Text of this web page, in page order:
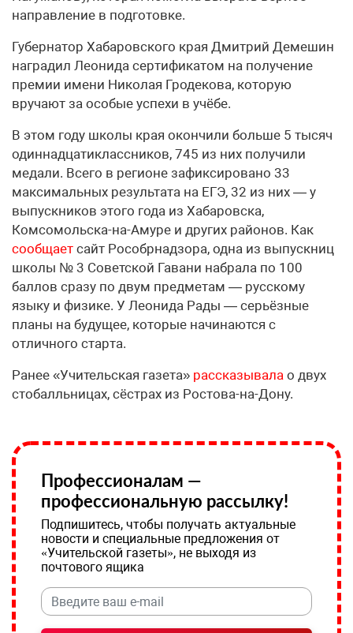
направление в подготовке.
Губернатор Хабаровского края Дмитрий Демешин
наградил Леонида сертификатом на получение
премии имени Николая Гродекова, которую
вручают за особые успехи в учёбе.
В этом году школы края окончили больше 5 тысяч
одиннадцатиклассников, 745 из них получили
медали. Всего в регионе зафиксировано 33
максимальных результата на ЕГЭ, 32 из них — у
выпускников этого года из Хабаровска,
Комсомольска-на-Амуре и других районов. Как
сообщает сайт Рособрнадзора, одна из выпускниц
школы № 3 Советской Гавани набрала по 100
баллов сразу по двум предметам — русскому
языку и физике. У Леонида Рады — серьёзные
планы на будущее, которые начинаются с
отличного старта.
Ранее «Учительская газета» рассказывала о двух
стобалльницах, сёстрах из Ростова-на-Дону.
Профессионалам —
профессиональную рассылку!
Подпишитесь, чтобы получать актуальные
новости и специальные предложения от
«Учительской газеты», не выходя из
почтового ящика